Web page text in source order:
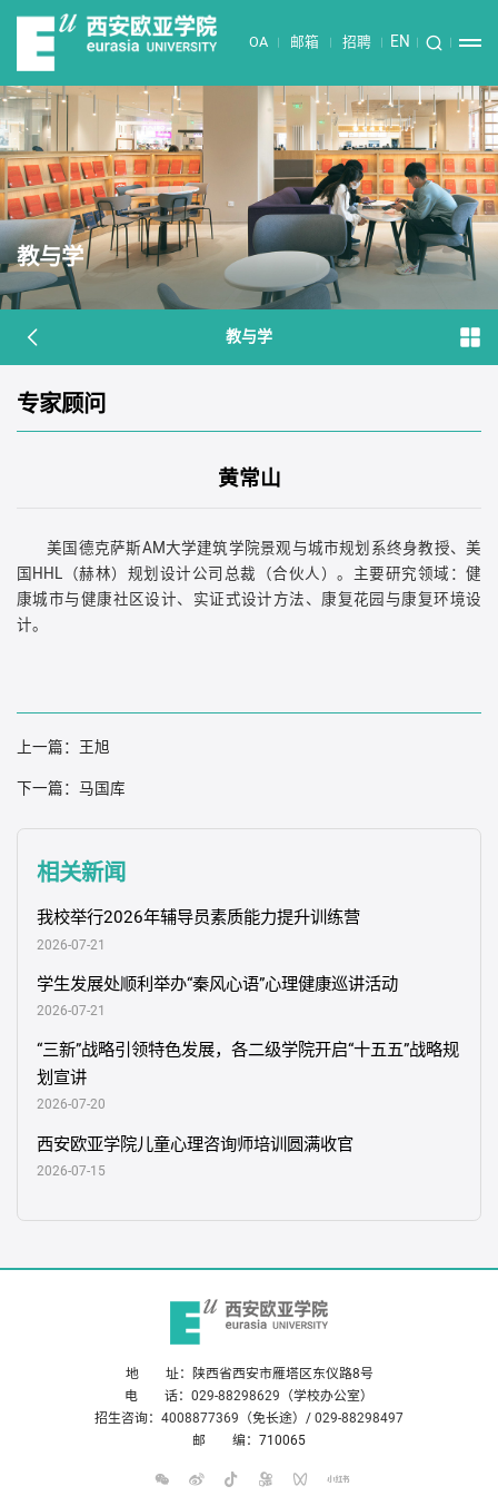
OA 邮箱 招聘 EN
教与学
教与学
专家顾问
黄常山
美国德克萨斯AM大学建筑学院景观与城市规划系终身教授、美
国HHL（赫林）规划设计公司总裁（合伙人）。主要研究领域：健
康城市与健康社区设计、实证式设计方法、康复花园与康复环境设
计。
上一篇： ​王旭
下一篇： 马国库
相关新闻
我校举行2026年辅导员素质能力提升训练营
2026-07-21
学生发展处顺利举办“秦风心语”心理健康巡讲活动
2026-07-21
“三新”战略引领特色发展，各二级学院开启“十五五”战略规
划宣讲
2026-07-20
西安欧亚学院儿童心理咨询师培训圆满收官
2026-07-15
地 址：陕西省西安市雁塔区东仪路8号
电 话： 029-88298629 （学校办公室）
招生咨询： 4008877369 （免长途）/029-88298497
邮 编：710065